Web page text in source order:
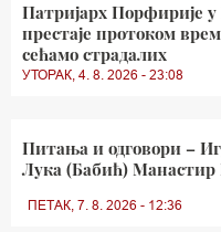
Патријарх Порфирије
престаје протоком
сећамо страдалих
УТОРАК, 4. 8. 2026 - 23:08
Питања и одговори –
Лука (Бабић) Манастир
ПЕТАК, 7. 8. 2026 - 12:36